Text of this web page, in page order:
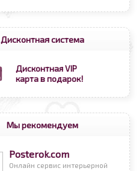
Дисконтная система
Дисконтная VIP
карта в подарок!
Мы рекомендуем
Posterok.com
Онлайн сервис интерьерной